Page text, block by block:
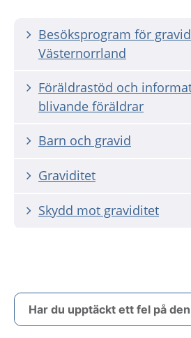
Besöksprogram för
Västernorrland
Föräldrastöd och
blivande föräldrar
Barn och gravid
Graviditet
Skydd mot graviditet
Har du upptäckt ett fel på